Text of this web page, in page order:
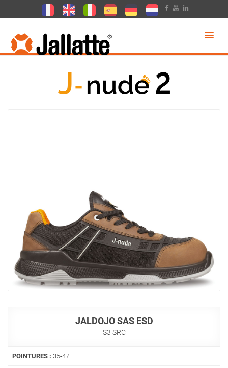
PRODUITS >COLLECTIONS >
JALDOJO SAS ESD
S3 SRC
POINTURES : 35-47